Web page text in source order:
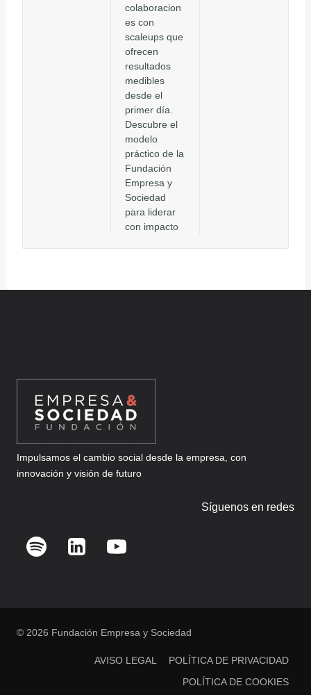
colaboracion
es con
scaleups que
ofrecen
resultados
medibles
desde el
primer día.
Descubre el
modelo
práctico de la
Fundación
Empresa y
Sociedad
para liderar
con impacto
Impulsamos el cambio social desde la empresa, con
innovación y visión de futuro
Síguenos en redes
© 2026 Fundación Empresa y Sociedad
AVISO LEGAL
POLÍTICA DE PRIVACIDAD
POLÍTICA DE COOKIES